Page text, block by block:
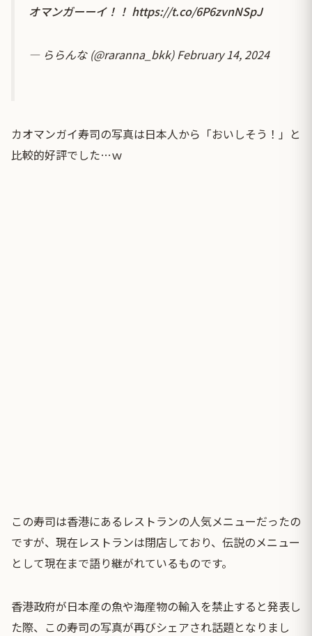
オマンガーーイ！！ https://t.co/6P6zvnNSpJ
— ららんな (@raranna_bkk)February 14, 2024
カオマンガイ寿司の写真は日本人から「おいしそう！」と
比較的好評でした…ｗ
この寿司は香港にあるレストランの人気メニューだったの
ですが、現在レストランは閉店しており、伝説のメニュー
として現在まで語り継がれているものです。
香港政府が日本産の魚や海産物の輸入を禁止すると発表し
た際、この寿司の写真が再びシェアされ話題となりまし